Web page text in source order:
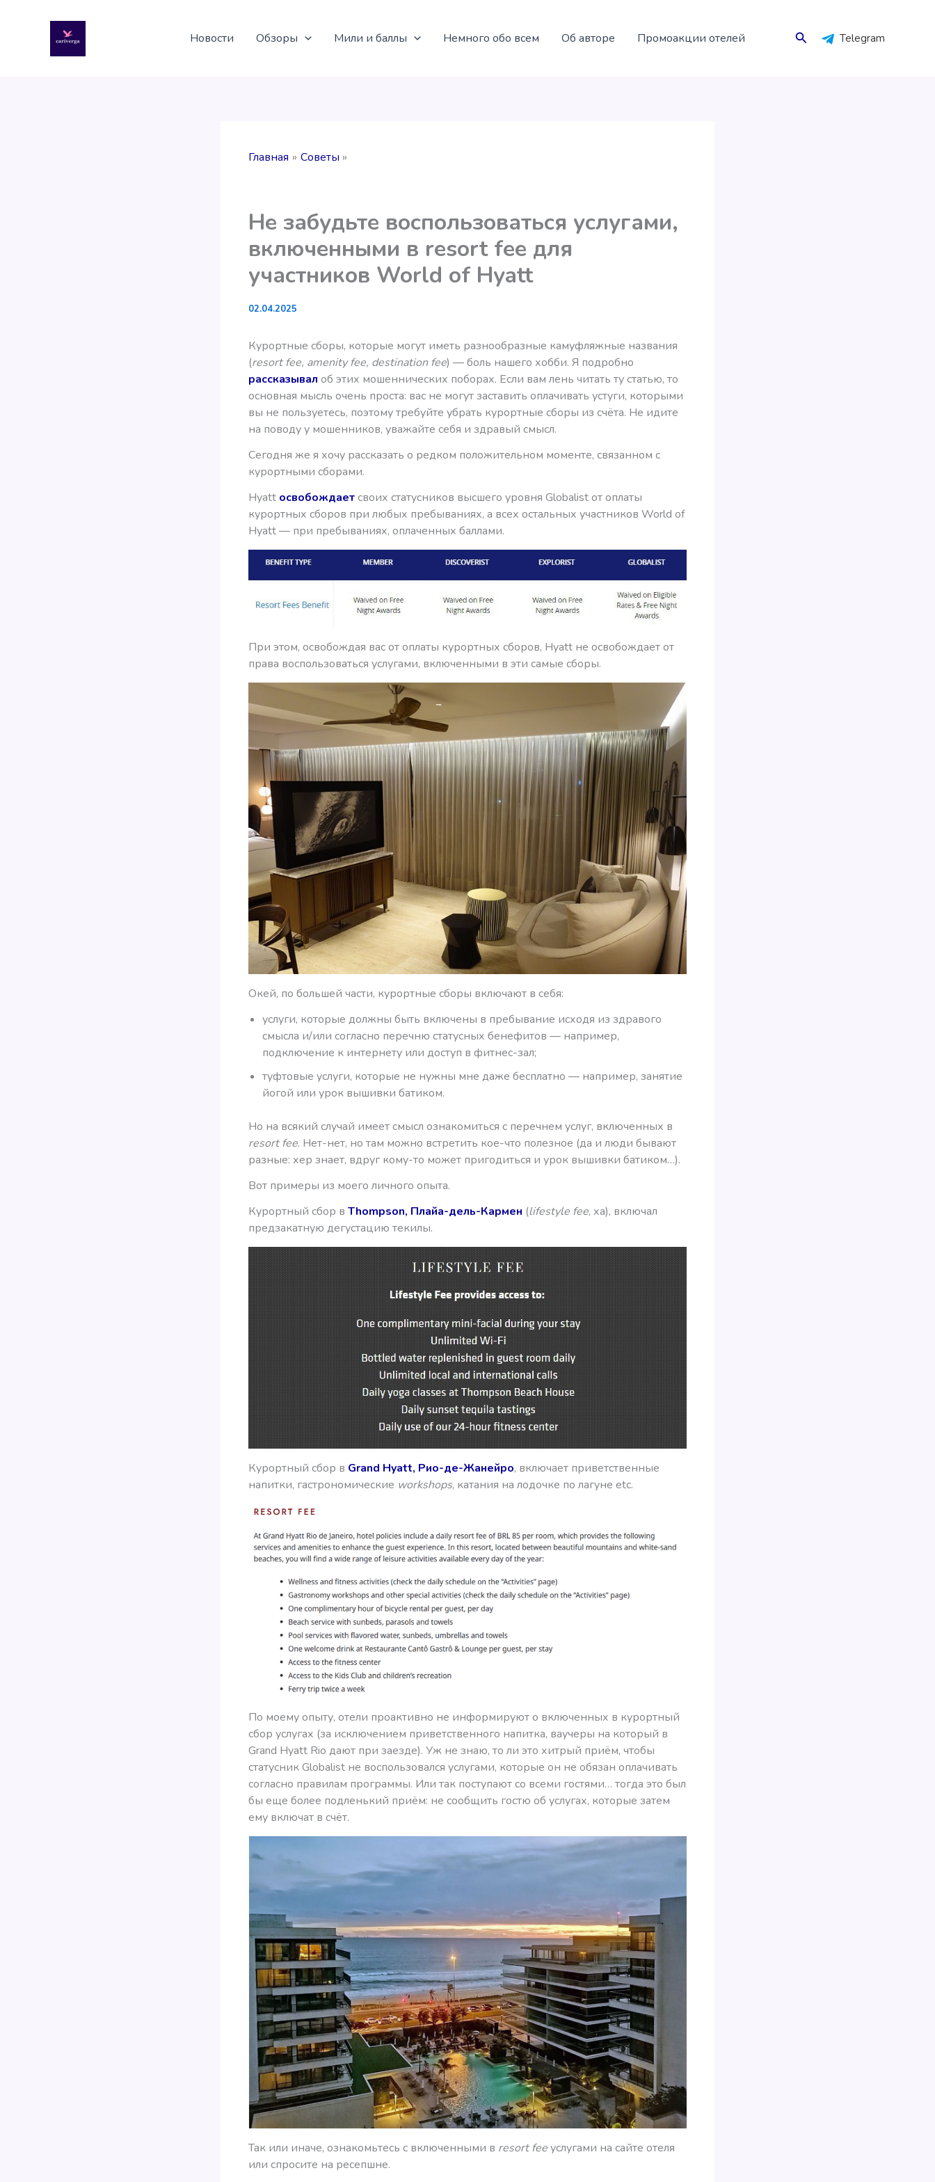
содержимому
Новости Обзоры Мили и баллы Немного обо всем Об авторе Промоакции отелей Поиск Telegram
Главная Советы
Не забудьте воспользоваться услугами,
включенными в resort fee для
участников World of Hyatt
02.04.2025
Курортные сборы, которые могут иметь разнообразные камуфляжные названия
(resort fee, amenity fee, destination fee) — боль нашего хобби. Я подробно
рассказывал об этих мошеннических поборах. Если вам лень читать ту статью, то
основная мысль очень проста: вас не могут заставить оплачивать устуги, которыми
вы не пользуетесь, поэтому требуйте убрать курортные сборы из счёта. Не идите
на поводу у мошенников, уважайте себя и здравый смысл.
Сегодня же я хочу рассказать о редком положительном моменте, связанном с
курортными сборами.
Hyatt освобождаетсвоих статусников высшего уровня Globalist от оплаты
курортных сборов при любых пребываниях, а всех остальных участников World of
Hyatt — при пребываниях, оплаченных баллами.
При этом, освобождая вас от оплаты курортных сборов, Hyatt не освобождает от
права воспользоваться услугами, включенными в эти самые сборы.
Окей, по большей части, курортные сборы включают в себя:
услуги, которые должны быть включены в пребывание исходя из здравого
смысла и/или согласно перечню статусных бенефитов — например,
подключение к интернету или доступ в фитнес-зал;
туфтовые услуги, которые не нужны мне даже бесплатно — например, занятие
йогой или урок вышивки батиком.
Но на всякий случай имеет смысл ознакомиться с перечнем услуг, включенных в
resort fee. Нет-нет, но там можно встретить кое-что полезное (да и люди бывают
разные: хер знает, вдруг кому-то может пригодиться и урок вышивки батиком…).
Вот примеры из моего личного опыта.
Курортный сбор в Thompson, Плайа-дель-Кармен (lifestyle fee, ха), включал
предзакатную дегустацию текилы.
Курортный сбор в Grand Hyatt, Рио-де-Жанейро, включает приветственные
напитки, гастрономические workshops, катания на лодочке по лагуне etc.
По моему опыту, отели проактивно не информируют о включенных в курортный
сбор услугах (за исключением приветственного напитка, ваучеры на который в
Grand Hyatt Rio дают при заезде). Уж не знаю, то ли это хитрый приём, чтобы
статусник Globalist не воспользовался услугами, которые он не обязан оплачивать
согласно правилам программы. Или так поступают со всеми гостями… тогда это был
бы еще более подленький приём: не сообщить гостю об услугах, которые затем
ему включат в счёт.
Так или иначе, ознакомьтесь с включенными в resort feeуслугами на сайте отеля
или спросите на ресепшне.